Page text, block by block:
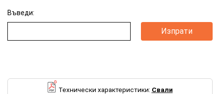
Въведи:
Технически характеристики: Свали